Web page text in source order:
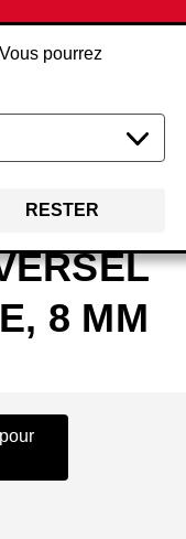
pourrez
RESTER
8 MM